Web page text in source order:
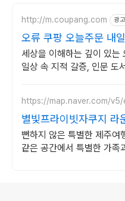
http://m.coupang.com 광고
오류 쿠팡 오늘주문 내
세상을 이해하는 깊이 있는
일상 속 지적 갈증, 인문 도
https://map.naver.com/
별빛프라이빗자쿠지 라
보다 더좋아요. 찐 리뷰
뻔하지 않은 특별한 제주여
같은 공간에서 특별한 가족